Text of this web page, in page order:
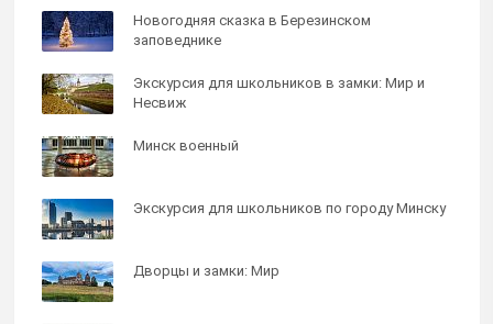
Новогодняя сказка в Березинском
заповеднике
Экскурсия для школьников в замки: Мир и
Несвиж
Минск военный
Экскурсия для школьников по городу Минску
Дворцы и замки: Мир